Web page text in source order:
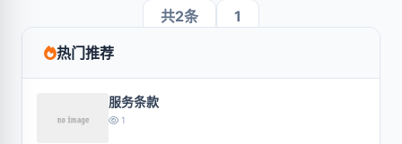
共2条 1
热门推荐
服务条款
1